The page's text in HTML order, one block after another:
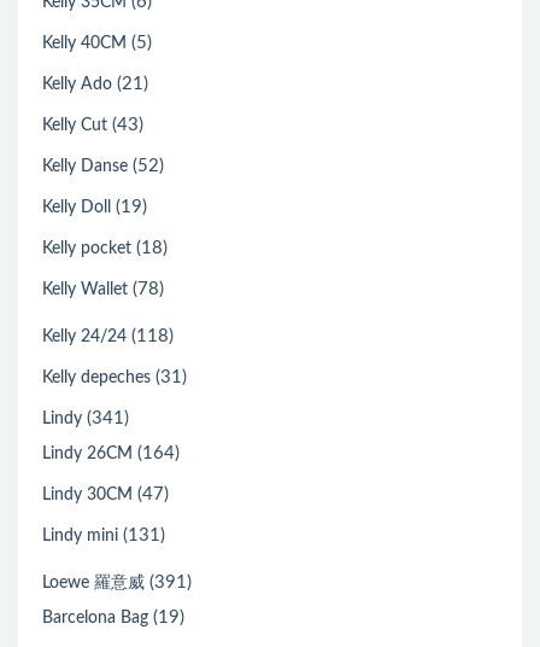
Kelly 40CM (5)
Kelly Ado (21)
Kelly Cut (43)
Kelly Danse (52)
Kelly Doll (19)
Kelly pocket (18)
Kelly Wallet (78)
Kelly 24/24 (118)
Kelly depeches (31)
Lindy (341)
Lindy 26CM (164)
Lindy 30CM (47)
Lindy mini (131)
Loewe 羅意威 (391)
Barcelona Bag (19)